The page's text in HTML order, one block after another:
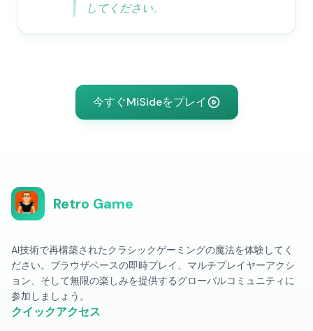
してください。
今すぐMiSideをプレイ
Retro Game
AI技術で再構築されたクラシックゲーミングの魔法を体験してく
ださい。ブラウザベースの即時プレイ、マルチプレイヤーアクシ
ョン、そして無限の楽しみを提供するグローバルコミュニティに
参加しましょう。
クイックアクセス